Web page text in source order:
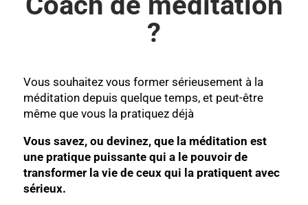
?
Vous souhaitez vous former sérieusement à la
méditation depuis quelque temps, et peut-être
même que vous la pratiquez déjà
Vous savez, ou devinez, que la méditation est
une pratique puissante qui a le pouvoir de
transformer la vie de ceux qui la pratiquent avec
sérieux.